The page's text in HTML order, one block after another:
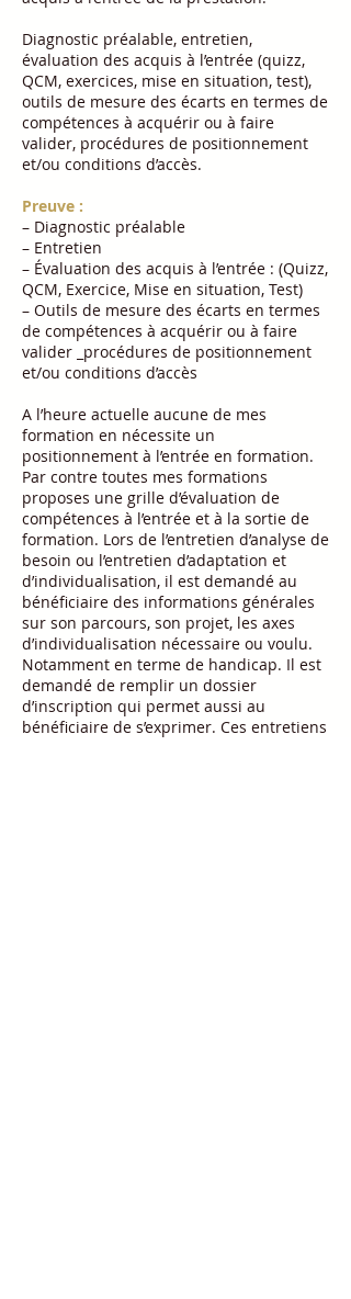
Diagnostic préalable, entretien,
évaluation des acquis à l’entrée (quizz,
QCM, exercices, mise en situation, test),
outils de mesure des écarts en termes de
compétences à acquérir ou à faire
valider, procédures de positionnement
et/ou conditions d’accès.
Preuve :
– Diagnostic préalable
– Entretien
– Évaluation des acquis à l’entrée : (Quizz,
QCM, Exercice, Mise en situation, Test)
– Outils de mesure des écarts en termes
de compétences à acquérir ou à faire
valider _procédures de positionnement
et/ou conditions d’accès
A l’heure actuelle aucune de mes
formation en nécessite un
positionnement à l’entrée en formation.
Par contre toutes mes formations
proposes une grille d’évaluation de
compétences à l’entrée et à la sortie de
formation. Lors de l’entretien d’analyse de
besoin ou l’entretien d’adaptation et
d’individualisation, il est demandé au
bénéficiaire des informations générales
sur son parcours, son projet, les axes
d’individualisation nécessaire ou voulu.
Notamment en terme de handicap. Il est
demandé de remplir un dossier
d’inscription qui permet aussi au
bénéficiaire de s’exprimer. Ces entretiens